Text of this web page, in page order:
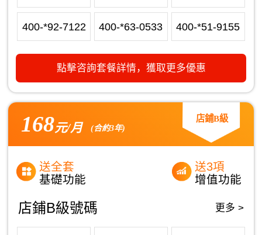
400-*92-7122 400-*63-0533 400-*51-9155
點擊咨詢套餐詳情，獲取更多優惠
168元/月 (合約3年)
店鋪B級
送全套
基礎功能
送3項
增值功能
店鋪B級號碼 更多 >